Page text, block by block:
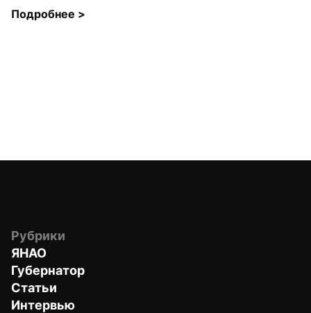
Подробнее >
Рубрики
ЯНАО
Губернатор
Статьи
Интервью